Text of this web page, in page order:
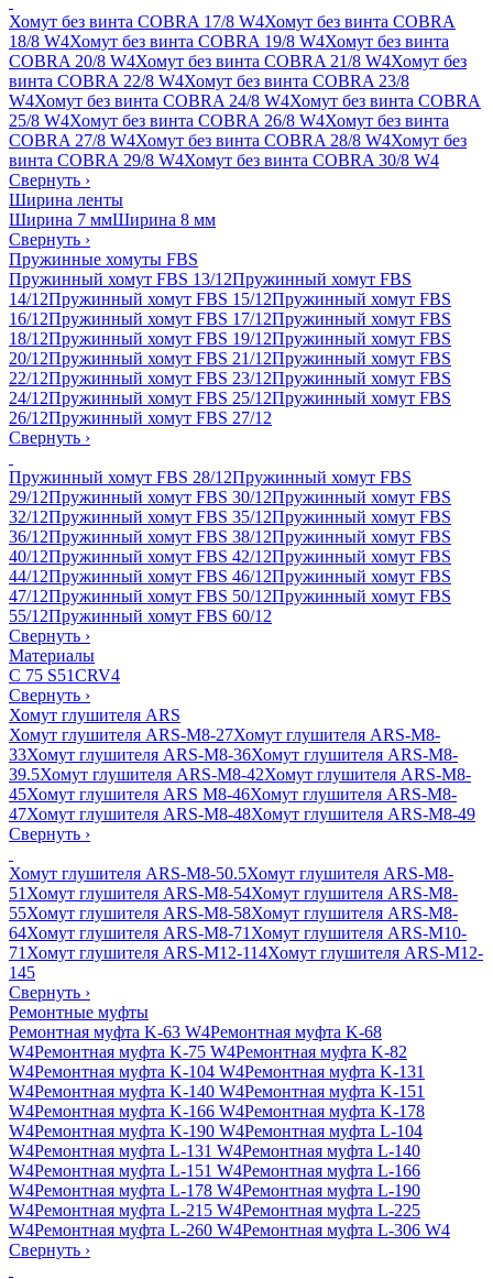
Хомут без винта COBRA 17/8 W4Хомут без винта COBRA
18/8 W4Хомут без винта COBRA 19/8 W4Хомут без винта
COBRA 20/8 W4Хомут без винта COBRA 21/8 W4Хомут без
винта COBRA 22/8 W4Хомут без винта COBRA 23/8
W4Хомут без винта COBRA 24/8 W4Хомут без винта COBRA
25/8 W4Хомут без винта COBRA 26/8 W4Хомут без винта
COBRA 27/8 W4Хомут без винта COBRA 28/8 W4Хомут без
винта COBRA 29/8 W4Хомут без винта COBRA 30/8 W4
Свернуть ›
Ширина ленты
Ширина 7 ммШирина 8 мм
Свернуть ›
Пружинные хомуты FBS
Пружинный хомут FBS 13/12Пружинный хомут FBS
14/12Пружинный хомут FBS 15/12Пружинный хомут FBS
16/12Пружинный хомут FBS 17/12Пружинный хомут FBS
18/12Пружинный хомут FBS 19/12Пружинный хомут FBS
20/12Пружинный хомут FBS 21/12Пружинный хомут FBS
22/12Пружинный хомут FBS 23/12Пружинный хомут FBS
24/12Пружинный хомут FBS 25/12Пружинный хомут FBS
26/12Пружинный хомут FBS 27/12
Свернуть ›
Пружинный хомут FBS 28/12Пружинный хомут FBS
29/12Пружинный хомут FBS 30/12Пружинный хомут FBS
32/12Пружинный хомут FBS 35/12Пружинный хомут FBS
36/12Пружинный хомут FBS 38/12Пружинный хомут FBS
40/12Пружинный хомут FBS 42/12Пружинный хомут FBS
44/12Пружинный хомут FBS 46/12Пружинный хомут FBS
47/12Пружинный хомут FBS 50/12Пружинный хомут FBS
55/12Пружинный хомут FBS 60/12
Свернуть ›
Материалы
C 75 S51CRV4
Свернуть ›
Хомут глушителя ARS
Хомут глушителя ARS-M8-27Хомут глушителя ARS-M8-
33Хомут глушителя ARS-M8-36Хомут глушителя ARS-M8-
39.5Хомут глушителя ARS-M8-42Хомут глушителя ARS-M8-
45Хомут глушителя ARS M8-46Хомут глушителя ARS-M8-
47Хомут глушителя ARS-M8-48Хомут глушителя ARS-M8-49
Свернуть ›
Хомут глушителя ARS-M8-50.5Хомут глушителя ARS-M8-
51 Хомут глушителя ARS-M8-54Хомут глушителя ARS-M8-
55Хомут глушителя ARS-M8-58Хомут глушителя ARS-M8-
64Хомут глушителя ARS-M8-71 Хомут глушителя ARS-M10-
71 Хомут глушителя ARS-M12-114Хомут глушителя ARS-M12-
145
Свернуть ›
Ремонтные муфты
Ремонтная муфта K-63 W4Ремонтная муфта K-68
W4Ремонтная муфта K-75 W4Ремонтная муфта K-82
W4Ремонтная муфта K-104 W4Ремонтная муфта K-131
W4Ремонтная муфта K-140 W4Ремонтная муфта K-151
W4Ремонтная муфта K-166 W4Ремонтная муфта K-178
W4Ремонтная муфта K-190 W4Ремонтная муфта L-104
W4Ремонтная муфта L-131 W4Ремонтная муфта L-140
W4Ремонтная муфта L-151 W4Ремонтная муфта L-166
W4Ремонтная муфта L-178 W4Ремонтная муфта L-190
W4Ремонтная муфта L-215 W4Ремонтная муфта L-225
W4Ремонтная муфта L-260 W4Ремонтная муфта L-306 W4
Свернуть ›